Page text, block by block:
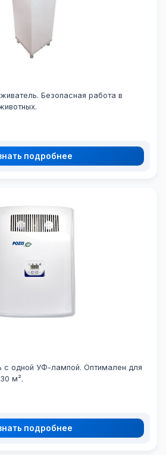
Безопасная работа в
подробнее
с одной УФ-лампой. Оптимален для
м².
подробнее